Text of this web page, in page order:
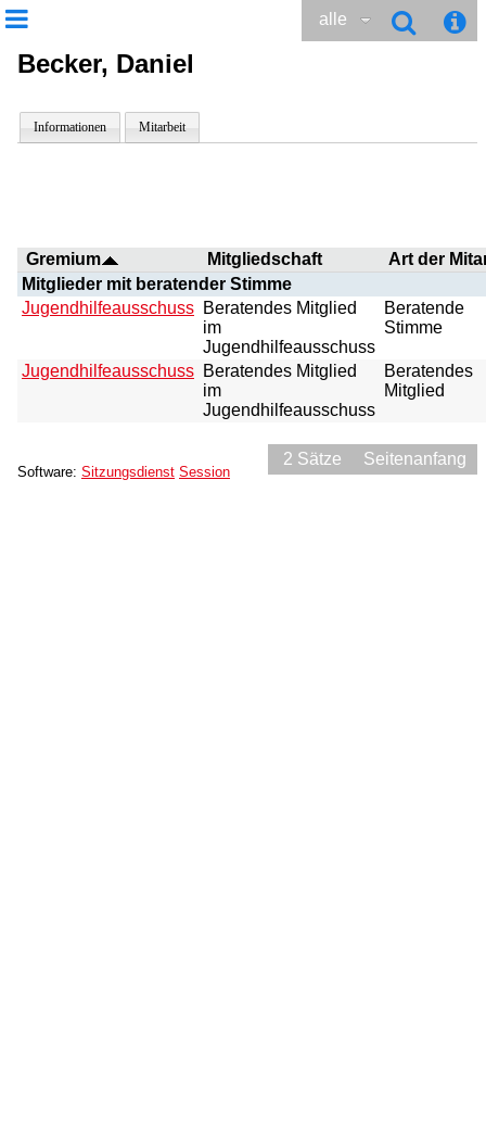
alle
Becker, Daniel
Informationen Mitarbeit
Gremium Mitgliedschaft
Art der
Mitglieder mit beratender Stimme
Jugendhilfeausschuss Beratendes Mitglied
im
Jugendhilfeausschuss
Beratende
Stimme
Jugendhilfeausschuss Beratendes Mitglied
im
Jugendhilfeausschuss
Beratendes
Mitglied
2 Sätze Seitenanfang
Software: Sitzungsdienst Session